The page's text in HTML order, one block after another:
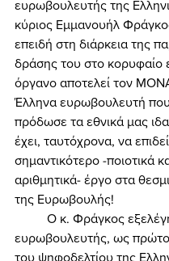
ευρωβουλευτής της
κύριος Εμμανουήλ
επειδή στη διάρκεια της
δράσης του στο κορυφαίο
όργανο αποτελεί τον
Έλληνα ευρωβουλευτή
πρόδωσε τα εθνικά μας
έχει, ταυτόχρονα, να
σημαντικότερο -ποιοτικά
αριθμητικά- έργο στα
της Ευρωβουλής!
ευρωβουλευτής, ως
του ψηφοδελτίου της